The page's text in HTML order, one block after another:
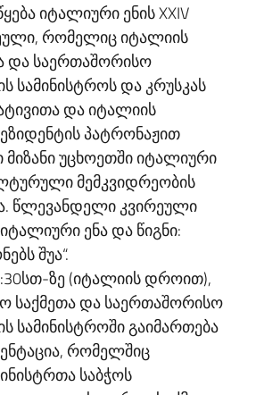
იტალიური ენის XXIV
რომელიც იტალიის
და საერთაშორისო
სამინისტროს და კრუსკას
და იტალიის
პატრონაჟით
უცხოეთში იტალიური
მემკვიდრეობის
წლევანდელი კვირეული
ენა და წიგნი:
შუა“.
ზე (იტალიის დროით),
საქმეთა და საერთაშორისო
სამინისტროში გაიმართება
რომელშიც
საბჭოს